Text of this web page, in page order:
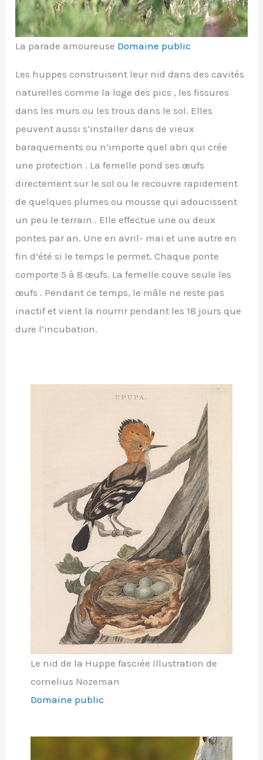
La parade amoureuse Domaine public
Les huppes construisent leur nid dans des cavités
naturelles comme la loge des pics , les fissures
dans les murs ou les trous dans le sol. Elles
peuvent aussi s’installer dans de vieux
baraquements ou n’importe quel abri qui crée
une protection . La femelle pond ses œufs
directement sur le sol ou le recouvre rapidement
de quelques plumes ou mousse qui adoucissent
un peu le terrain . Elle effectue une ou deux
pontes par an. Une en avril- mai et une autre en
fin d’été si le temps le permet. Chaque ponte
comporte 5 à 8 œufs. La femelle couve seule les
œufs . Pendant ce temps, le mâle ne reste pas
inactif et vient la nourrir pendant les 18 jours que
dure l’incubation.
Le nid de la Huppe fasciée Illustration de
cornelius Nozeman
Domaine public